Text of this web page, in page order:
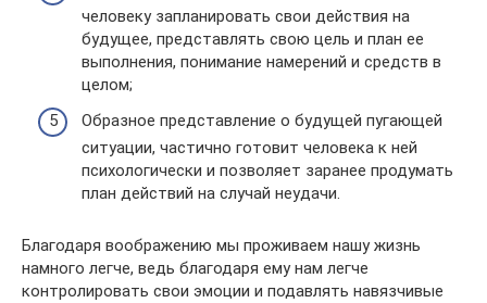
человеку запланировать свои действия на
будущее, представлять свою цель и план ее
выполнения, понимание намерений и средств в
целом;
Образное представление о будущей пугающей
ситуации, частично готовит человека к ней
психологически и позволяет заранее продумать
план действий на случай неудачи.
Благодаря воображению мы проживаем нашу жизнь
намного легче, ведь благодаря ему нам легче
контролировать свои эмоции и подавлять навязчивые